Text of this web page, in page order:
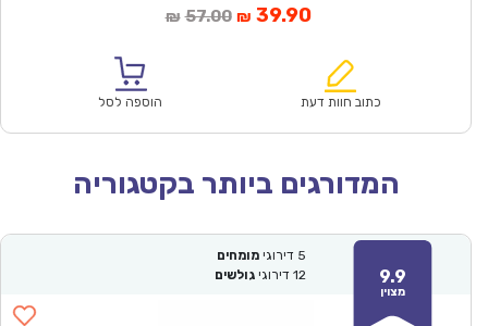
₪ 57.00המחיר
₪57.00.
₪ 39.90המחיר
הוא:
כתוב חוות דעת הוספה לסל
המדורגים ביותר בקטגוריה
9.9
מצוין
5 דירוגי מומחים
12 דירוגי גולשים